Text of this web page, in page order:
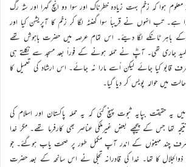
ہوا کہ زخم بہت زیادہ خطرناک اور سوا دو انچ گہرا اور شہ رگ
تب انہوں نے قریباً سوا گھنٹہ لگا کر زخم کا آپریشن کیا اور
کرکے باہر ٹانکے لگا دیئے۔ اس تمام عرصہ میں حضرت باہوش تھے
جاری تھی۔ آپؓ نے حملہ ہونے کے فوراً بعد مسجد سے نکلتے ہی
قابو کیا جائے لیکن اُسے مارا نہ جائے۔ اس ارشاد کی تعمیل کا
میں حوالہ پویس کر دیا گیا۔
یہ حقیقت بپایہ ثبوت پہنچ گئی کہ یہ حملہ پاکستان اور اسلام کی
تھا جس کے پیچھے بعض غیرملکی عناصر بھی کارفرما تھے۔ مگر خدا
صرف چند مہینوں کے اندر آپ مکمل طور پر صحت یاب ہوگئے۔ جو
کا تھا۔ خدا کی قادرانہ تجلی نے اس سانحہ کے بعد حضرت